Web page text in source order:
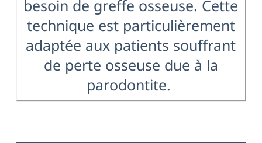
besoin de greffe osseuse. Cette
technique est particulièrement
adaptée aux patients souffrant
de perte osseuse due à la
parodontite.